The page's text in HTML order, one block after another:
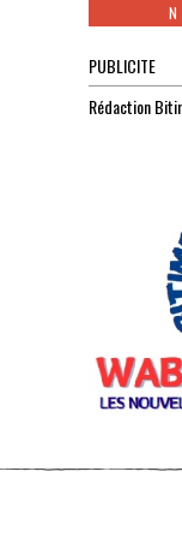
PUBLICITE
Rédaction